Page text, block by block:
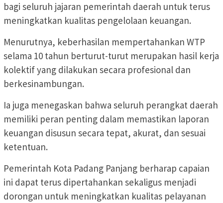
bagi seluruh jajaran pemerintah daerah untuk terus
meningkatkan kualitas pengelolaan keuangan.
Menurutnya, keberhasilan mempertahankan WTP
selama 10 tahun berturut-turut merupakan hasil kerja
kolektif yang dilakukan secara profesional dan
berkesinambungan.
Ia juga menegaskan bahwa seluruh perangkat daerah
memiliki peran penting dalam memastikan laporan
keuangan disusun secara tepat, akurat, dan sesuai
ketentuan.
Pemerintah Kota Padang Panjang berharap capaian
ini dapat terus dipertahankan sekaligus menjadi
dorongan untuk meningkatkan kualitas pelayanan